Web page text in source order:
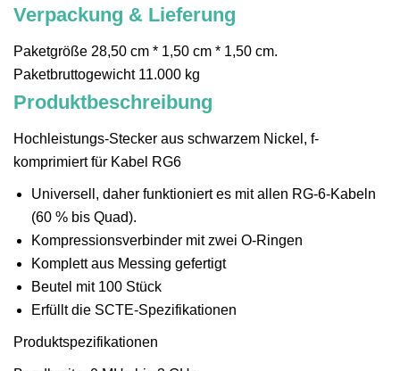
Verpackung & Lieferung
Paketgröße 28,50 cm * 1,50 cm * 1,50 cm.
Paketbruttogewicht 11.000 kg
Produktbeschreibung
Hochleistungs-Stecker aus schwarzem Nickel, f-
komprimiert für Kabel RG6
Universell, daher funktioniert es mit allen RG-6-Kabeln
(60 % bis Quad).
Kompressionsverbinder mit zwei O-Ringen
Komplett aus Messing gefertigt
Beutel mit 100 Stück
Erfüllt die SCTE-Spezifikationen
Produktspezifikationen